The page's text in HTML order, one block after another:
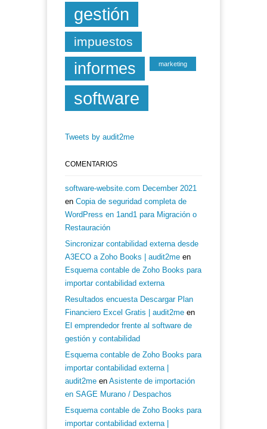
gestión
impuestos
informes marketing
software
Tweets by audit2me
COMENTARIOS
software-website.com December 2021
en Copia de seguridad completa de
WordPress en 1and1 para Migración o
Restauración
Sincronizar contabilidad externa desde
A3ECO a Zoho Books | audit2me en
Esquema contable de Zoho Books para
importar contabilidad externa
Resultados encuesta Descargar Plan
Financiero Excel Gratis | audit2me en
El emprendedor frente al software de
gestión y contabilidad
Esquema contable de Zoho Books para
importar contabilidad externa |
audit2me en Asistente de importación
en SAGE Murano / Despachos
Esquema contable de Zoho Books para
importar contabilidad externa |